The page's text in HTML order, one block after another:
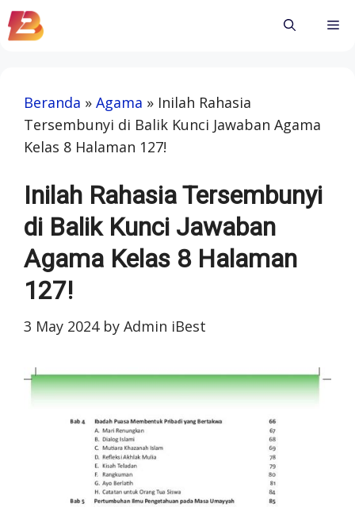
Skip
to
Beranda » Agama » Inilah Rahasia
Tersembunyi di Balik Kunci Jawaban Agama
Kelas 8 Halaman 127!
Inilah Rahasia Tersembunyi
di Balik Kunci Jawaban
Agama Kelas 8 Halaman
127!
3 May 2024 by Admin iBest